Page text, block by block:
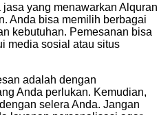
yang menawarkan Alquran
Anda bisa memilih berbagai
kebutuhan. Pemesanan bisa
media sosial atau situs
adalah dengan
Anda perlukan. Kemudian,
selera Anda. Jangan